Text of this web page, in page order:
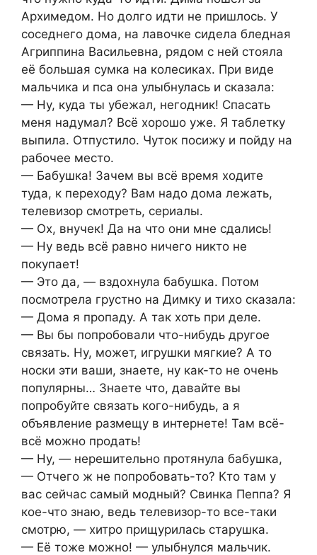
Архимедом. Но долго идти не пришлось. У
соседнего дома, на лавочке сидела бледная
Агриппина Васильевна, рядом с ней стояла
её большая сумка на колесиках. При виде
мальчика и пса она улыбнулась и сказала:
— Ну, куда ты убежал, негодник! Спасать
меня надумал? Всё хорошо уже. Я таблетку
выпила. Отпустило. Чуток посижу и пойду на
рабочее место.
— Бабушка! Зачем вы всё время ходите
туда, к переходу? Вам надо дома лежать,
телевизор смотреть, сериалы.
— Ох, внучек! Да на что они мне сдались!
— Ну ведь всё равно ничего никто не
покупает!
— Это да, — вздохнула бабушка. Потом
посмотрела грустно на Димку и тихо сказала:
— Дома я пропаду. А так хоть при деле.
— Вы бы попробовали что-нибудь другое
связать. Ну, может, игрушки мягкие? А то
носки эти ваши, знаете, ну как-то не очень
популярны… Знаете что, давайте вы
попробуйте связать кого-нибудь, а я
объявление размещу в интернете! Там всё-
всё можно продать!
— Ну, — нерешительно протянула бабушка,
— Отчего ж не попробовать-то? Кто там у
вас сейчас самый модный? Свинка Пеппа? Я
кое-что знаю, ведь телевизор-то все-таки
смотрю, — хитро прищурилась старушка.
— Её тоже можно! — улыбнулся мальчик.